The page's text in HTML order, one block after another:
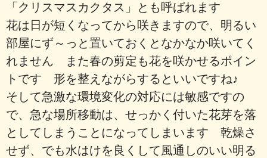
「クリスマスカクタス」とも呼ばれます
花は日が短くなってから咲きますので、明るい
部屋にず～っと置いておくとなかなか咲いてく
れません また春の剪定も花を咲かせるポイン
トです 形を整えながらするといいですね♪
そして急激な環境変化の対応には敏感ですの
で、急な場所移動は、せっかく付いた花芽を落
としてしまうことになってしまいます 乾燥さ
せず、でも水はけを良くして風通しのいい明る